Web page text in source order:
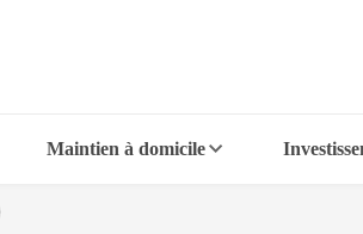
Maintien à domicile